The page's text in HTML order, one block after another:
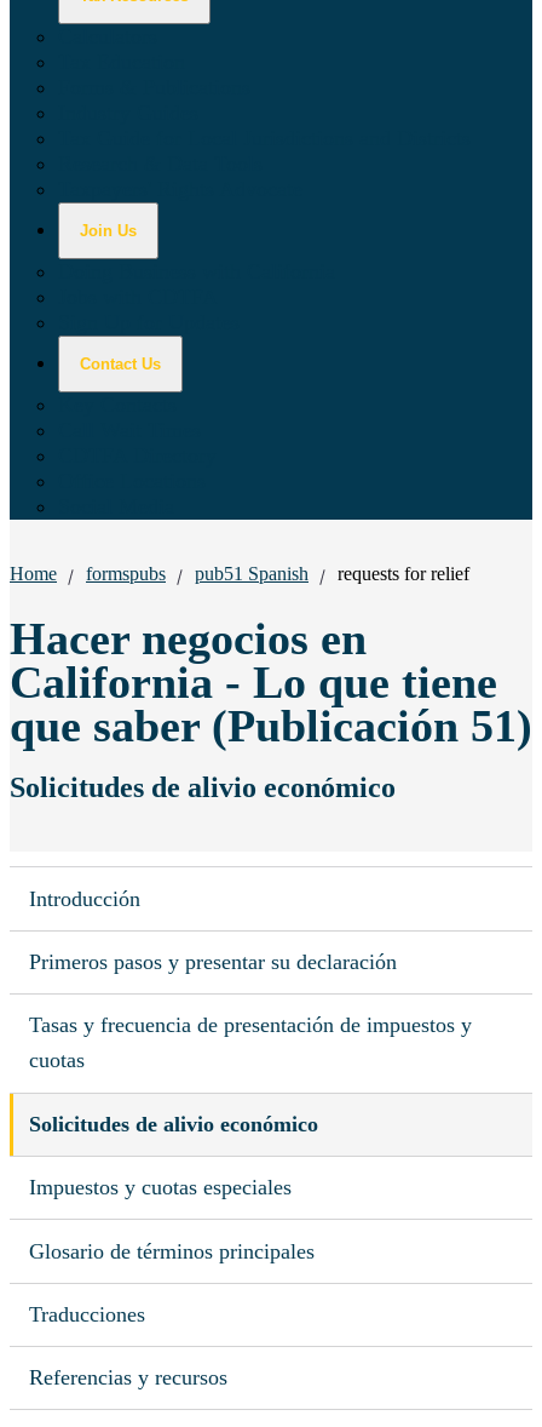
Join Us
Contact Us
Breadcrumbs:
Home formspubs pub51 Spanish requests for relief
Hacer negocios en
California - Lo que tiene
que saber (Publicación 51)
Solicitudes de alivio económico
Introducción
Primeros pasos y presentar su declaración
Tasas y frecuencia de presentación de impuestos y
cuotas
Solicitudes de alivio económico
Impuestos y cuotas especiales
Glosario de términos principales
Traducciones
Referencias y recursos